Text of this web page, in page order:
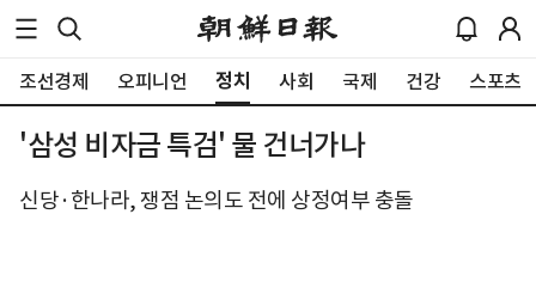
조선경제 오피니언 정치 사회 국제 건강 스포츠
'삼성 비자금 특검' 물 건너가나
신당·한나라, 쟁점 논의도 전에 상정여부 충돌